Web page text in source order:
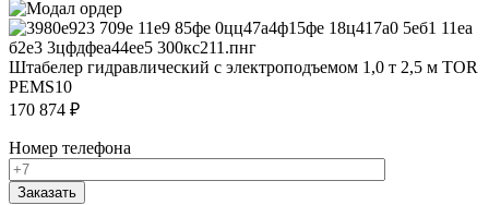
Штабелер гидравлический с электроподъемом 1,0 т 2,5 м TOR
PEMS10
170 874 ₽
Номер телефона